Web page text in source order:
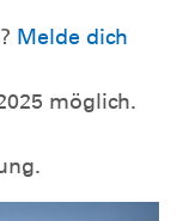
Melde dich
möglich.